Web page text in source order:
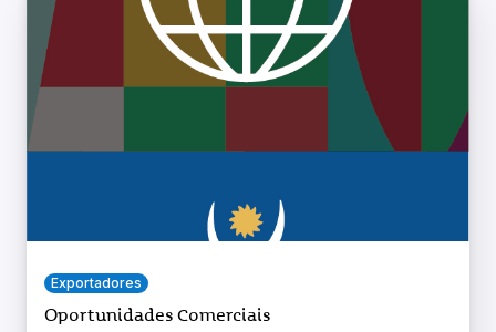
Exportadores
Oportunidades Comerciais